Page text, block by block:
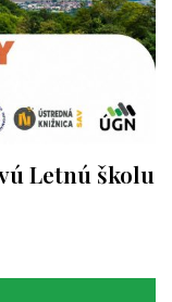
Letnú školu